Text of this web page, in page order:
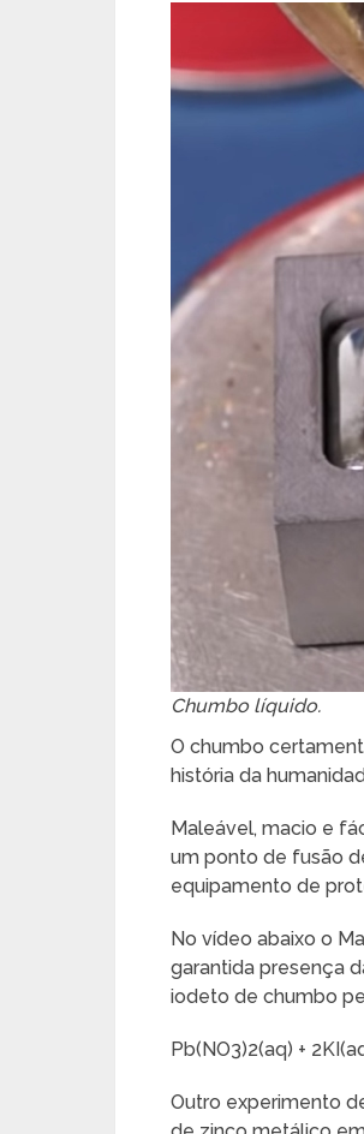
Chumbo líquido.
O chumbo
história da
Maleável, macio e
um ponto de fusão
equipamento de
No vídeo abaixo o
garantida presença
iodeto de chumbo
Pb(NO3)2(aq) +
Outro experimento